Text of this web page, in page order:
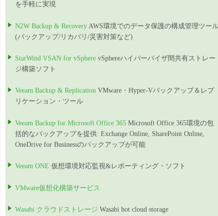
を手軽に実現
N2W Backup & Recovery AWS環境でのデータ保護の構成管理ツー
(バックアップ/リカバリ/災害対策など)
StarWind VSAN for vSphere vSphereハイパーバイザ間共有ストレー
ジ構築ソフト
Veeam Backup & Replication VMware・Hyper-Vバックアップ＆レプ
リケーション・ツール
Veeam Backup for Microsoft Office 365 Microsoft Office 365環境の包
括的なバックアップを提供: Exchange Online, SharePoint Online,
OneDrive for Businessのバックアップが可能
Veeam ONE 仮想環境対応監視&レポーティング・ソフト
VMware仮想化構築サービス
Wasabi クラウドストレージ Wasabi hot cloud storage